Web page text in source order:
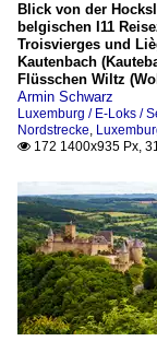
Blick von der
belgischen I11
Troisvierges und
Kautenbach
Flüsschen Wiltz
Armin Schwarz
Luxemburg / E-Loks /
Nordstrecke,
 172 1400x935 Px,